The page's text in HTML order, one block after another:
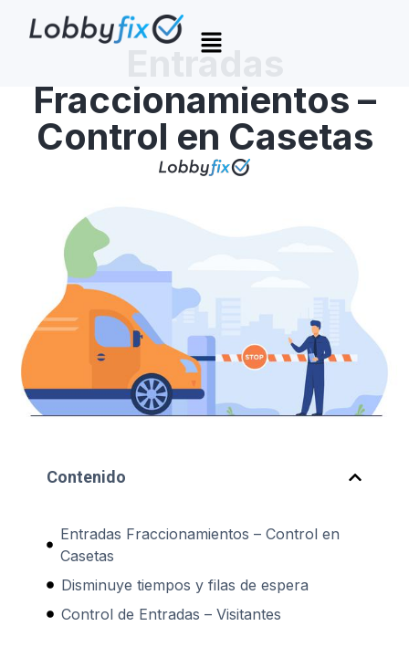
Entradas
Fraccionamientos –
Control en Casetas
Contenido
Entradas Fraccionamientos – Control en
Casetas
Disminuye tiempos y filas de espera
Control de Entradas – Visitantes